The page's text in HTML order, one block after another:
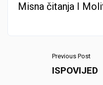
Misna čitanja I
Previous Post
ISPOVIJED